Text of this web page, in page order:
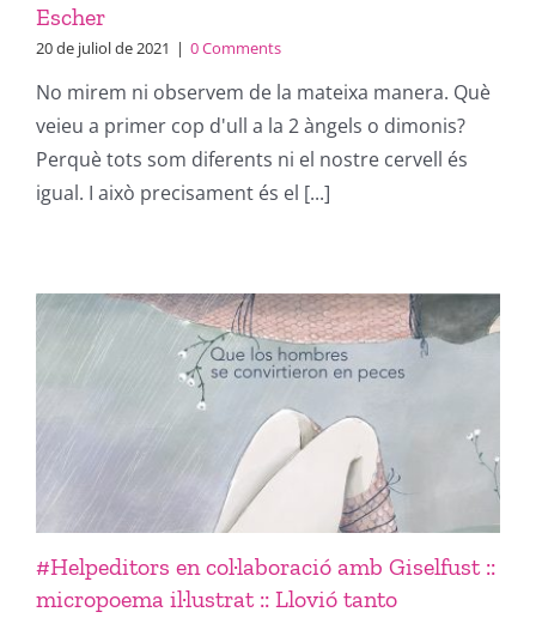
Escher
20 de juliol de 2021 | 0 Comments
No mirem ni observem de la mateixa manera. Què
veieu a primer cop d'ull a la 2 àngels o dimonis?
Perquè tots som diferents ni el nostre cervell és
igual. I això precisament és el [...]
#Helpeditors en col·laboració amb Giselfust ::
micropoema il·lustrat :: Llovió tanto